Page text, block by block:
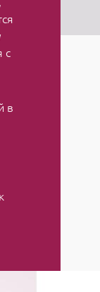
с
в